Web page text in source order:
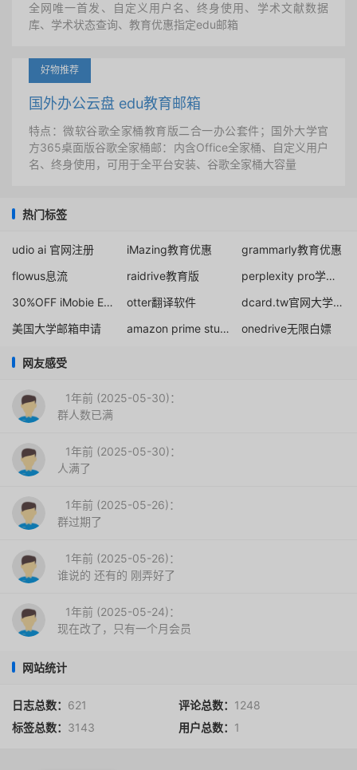
全网唯一首发、自定义用户名、终身使用、学术文献数据
库、学术状态查询、教育优惠指定edu邮箱
好物推荐
国外办公云盘 edu教育邮箱
特点：微软谷歌全家桶教育版二合一办公套件；国外大学官
方365桌面版谷歌全家桶邮：内含Office全家桶、自定义用户
名、终身使用，可用于全平台安装、谷歌全家桶大容量
热门标签
udio ai 官网注册 iMazing教育优惠
grammarly教育优惠
flowus息流
raidrive教育版
perplexity pro学生优惠
30%OFF iMobie Educational Discount Offer
otter翻译软件
dcard.tw官网大学生注册申请
美国大学邮箱申请
amazon prime student onedrive无限白嫖
网友感受
1年前 (2025-05-30)：
群人数已满
1年前 (2025-05-30)：
人满了
1年前 (2025-05-26)：
群过期了
1年前 (2025-05-26)：
谁说的 还有的 刚弄好了
1年前 (2025-05-24)：
现在改了，只有一个月会员
网站统计
日志总数： 621 评论总数： 1248
标签总数： 3143 用户总数： 1